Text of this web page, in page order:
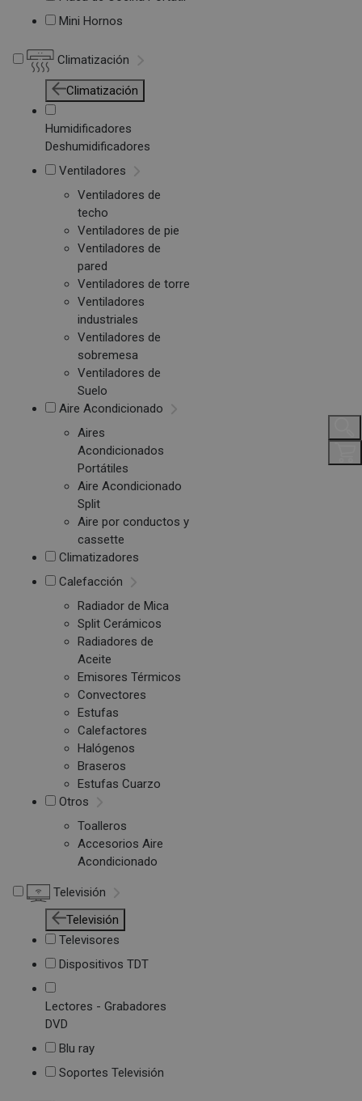
Mini Hornos
Climatización
Climatización
Humidificadores
Deshumidificadores
Ventiladores
Ventiladores de
techo
Ventiladores de pie
Ventiladores de
pared
Ventiladores de torre
Ventiladores
industriales
Ventiladores de
sobremesa
Ventiladores de
Suelo
Aire Acondicionado
Aires
Acondicionados
Portátiles
Aire Acondicionado
Split
Aire por conductos y
cassette
Climatizadores
Calefacción
Radiador de Mica
Split Cerámicos
Radiadores de
Aceite
Emisores Térmicos
Convectores
Estufas
Calefactores
Halógenos
Braseros
Estufas Cuarzo
Otros
Toalleros
Accesorios Aire
Acondicionado
Televisión
Televisión
Televisores
Dispositivos TDT
Lectores - Grabadores
DVD
Blu ray
Soportes Televisión